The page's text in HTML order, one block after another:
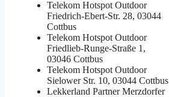
Telekom Hotspot Outdoor
Friedrich-Ebert-Str. 28, 03044
Cottbus
Telekom Hotspot Outdoor
Friedlieb-Runge-Straße 1,
03046 Cottbus
Telekom Hotspot Outdoor
Sielower Str. 10, 03044 Cottbus
Lekkerland PartnerMerzdorfer